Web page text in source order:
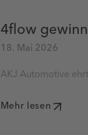
4flow
18. Mai 2026
AKJ Automotive
Mehr lesen